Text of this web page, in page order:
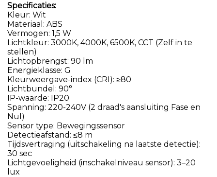
Specificaties:
Kleur: Wit
Materiaal: ABS
Vermogen: 1,5 W
Lichtkleur: 3000K, 4000K, 6500K, CCT (Zelf in te
stellen)
Lichtopbrengst: 90 lm
Energieklasse: G
Kleurweergave-index (CRI): ≥80
Lichtbundel: 90°
IP-waarde: IP20
Spanning: 220-240V (2 draad's aansluiting Fase en
Nul)
Sensor type: Bewegingssensor
Detectieafstand: ≤8 m
Tijdsvertraging (uitschakeling na laatste detectie):
30 sec
Lichtgevoeligheid (inschakelniveau sensor): 3–20
lux